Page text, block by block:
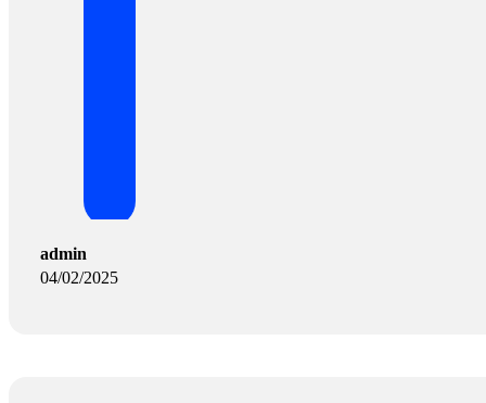
admin
04/02/2025